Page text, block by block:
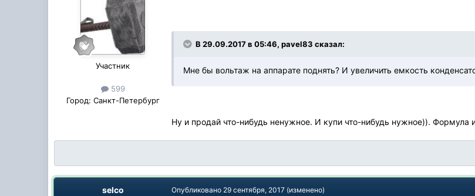
Участник
599
Город: Санкт-Петербург
В 29.09.2017 в 05:46, pavel83 сказал:
Мне бы вольтаж на аппарате поднять? И увеличить емкость
Ну и продай что-нибудь ненужное. И купи что-нибудь нужное)). Формула
selco Опубликовано 29 сентября, 2017 (изменено)